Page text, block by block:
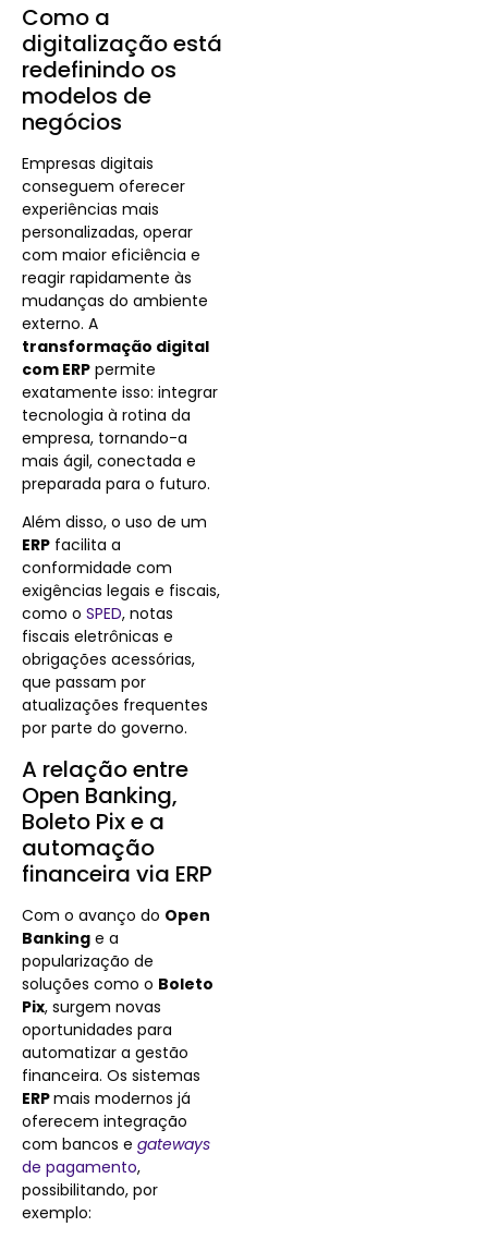
Como a
digitalização está
redefinindo os
modelos de
negócios
Empresas digitais
conseguem oferecer
experiências mais
personalizadas, operar
com maior eficiência e
reagir rapidamente às
mudanças do ambiente
externo. A
transformação digital
com ERP permite
exatamente isso: integrar
tecnologia à rotina da
empresa, tornando-a
mais ágil, conectada e
preparada para o futuro.
Além disso, o uso de um
ERP facilita a
conformidade com
exigências legais e fiscais,
como o SPED, notas
fiscais eletrônicas e
obrigações acessórias,
que passam por
atualizações frequentes
por parte do governo.
A relação entre
Open Banking,
Boleto Pix e a
automação
financeira via ERP
Com o avanço do Open
Banking e a
popularização de
soluções como o Boleto
Pix, surgem novas
oportunidades para
automatizar a gestão
financeira. Os sistemas
ERPmais modernos já
oferecem integração
com bancos e gateways
de pagamento,
possibilitando, por
exemplo: